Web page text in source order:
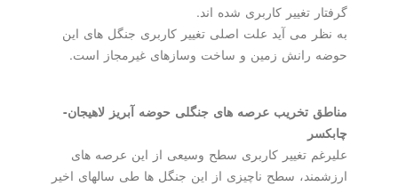
گرفتار تغییر کاربری شده اند.
به نظر می آید علت اصلی تغییر کاربری جنگل های این
حوضه رانش زمین و ساخت وسازهای غیرمجاز است.
مناطق تخریب عرصه های جنگلی حوضه آبریز لاهیجان-
علیرغم تغییر کاربری سطح وسیعی از این عرصه های
ارزشمند، سطح ناچیزی از این جنگل ها طی سالهای اخیر